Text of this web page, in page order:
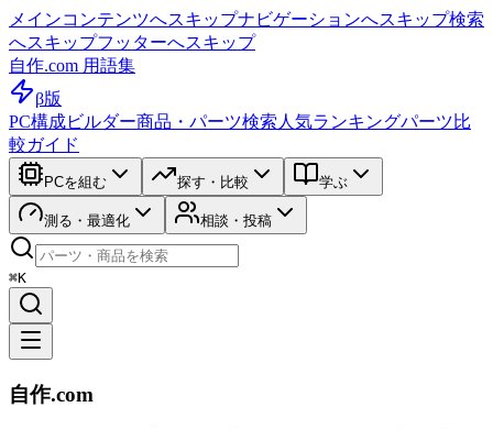
メインコンテンツへスキップナビゲーションへスキップ検索
へスキップフッターへスキップ
自作.com 用語集
β版
PC構成ビルダー商品・パーツ検索 人気ランキングパーツ比
較ガイド
PCを組む 探す・比較 学ぶ
測る・最適化 相談・投稿
⌘K
自作.com